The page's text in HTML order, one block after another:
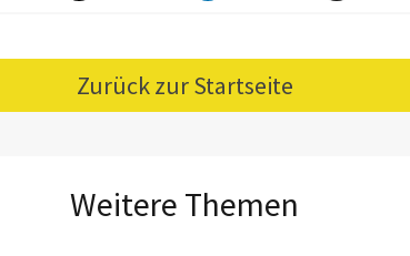
Zurück zur Startseite
Weitere Themen